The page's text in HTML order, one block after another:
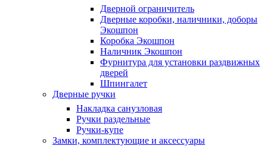
Дверной ограничитель
Дверные коробки, наличники, доборы
Экошпон
Коробка Экошпон
Наличник Экошпон
Фурнитура для установки раздвижных
дверей
Шпингалет
Дверные ручки
Накладка санузловая
Ручки раздельные
Ручки-купе
Замки, комплектующие и аксессуары